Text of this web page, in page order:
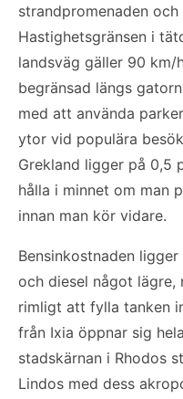
strandpromenaden
Hastighetsgränsen i
landsväg gäller 90 km/
begränsad längs
med att använda
ytor vid populära
Grekland ligger på 0,5
hålla i minnet om man
innan man kör vidare.
Bensinkostnaden
och diesel något
rimligt att fylla tanken
från Ixia öppnar sig
stadskärnan i Rhodos
Lindos med dess